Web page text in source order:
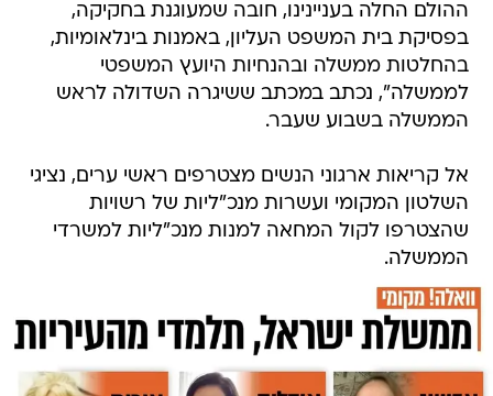
ההולם החלה בעניינינו, חובה שמעוגנת בחקיקה,
בפסיקת בית המשפט העליון, באמנות בינלאומיות,
בהחלטות ממשלה ובהנחיות היועץ המשפטי
לממשלה", נכתב במכתב ששיגרה השדולה לראש
הממשלה בשבוע שעבר.
אל קריאות ארגוני הנשים מצטרפים ראשי ערים, נציגי
השלטון המקומי ועשרות מנכ"ליות של רשויות
שהצטרפו לקול המחאה למנות מנכ"ליות למשרדי
הממשלה.